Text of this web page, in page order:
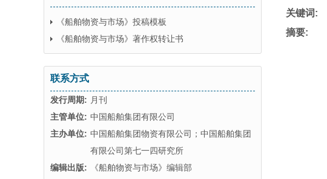
《船舶物资与市场》投稿模板
《船舶物资与市场》著作权转让书
联系方式
发行周期: 月刊
主管单位: 中国船舶集团有限公司
主办单位: 中国船舶集团物资有限公司；中国船舶集团
有限公司第七一四研究所
编辑出版:
《船舶物资与市场》编辑部
关键词:
摘要: